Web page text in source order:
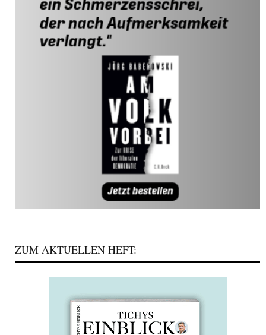
ZUM AKTUELLEN HEFT: